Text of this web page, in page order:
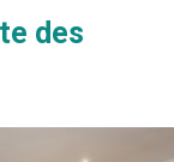
des